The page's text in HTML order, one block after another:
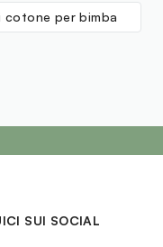
cotone per bimba
SUI SOCIAL